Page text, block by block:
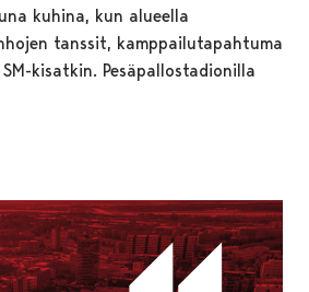
kuhina, kun alueella
tanssit, kamppailutapahtuma
kisatkin. Pesäpallostadionilla